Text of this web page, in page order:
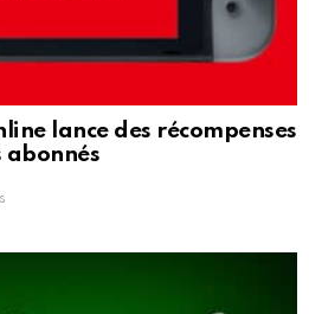
lance des récompenses
abonnés